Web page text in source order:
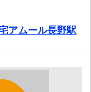
アムール長野駅